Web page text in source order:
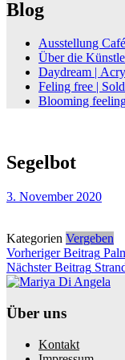
Blog
Ausstellung
Über die
Daydream |
Feling free |
Blooming
Segelbot
3. November 2020
Kategorien Vergeben
Vorheriger Beitrag
Nächster Beitrag
Über uns
Kontakt